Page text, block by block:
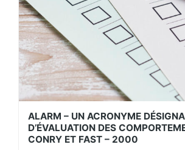
ALARM – UN ACRONYME
D’ÉVALUATION DES
CONRY ET FAST – 2000